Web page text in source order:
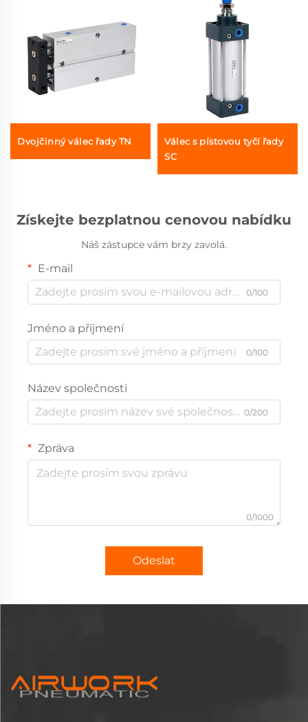
Dvojčinný válec řady TN
Válec s pístovou tyčí řady
SC
Získejte bezplatnou cenovou nabídku
Náš zástupce vám brzy zavolá.
E-mail
0/100
Jméno a příjmení
0/100
Název společnosti
0/200
Zpráva
0/1000
Odeslat